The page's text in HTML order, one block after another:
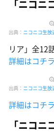
「ニコニ
出典： ニコニコ生放
リア」全12
詳細はコチラ
出典： ニコニコ生放
詳細はコチラ
「ニコ